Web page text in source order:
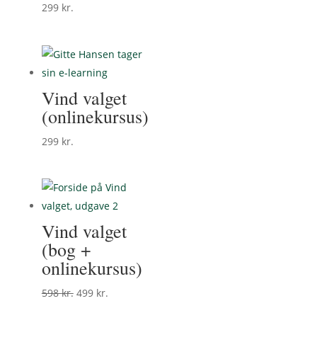
299 kr.
Vind valget
(onlinekursus)
299 kr.
Vind valget
(bog +
onlinekursus)
598kr. Den
499 kr.Den